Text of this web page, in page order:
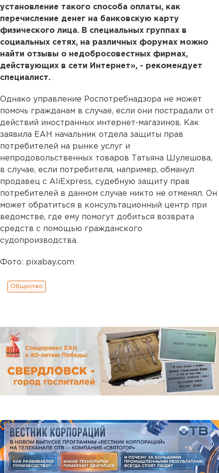
установление такого способа оплаты, как
перечисление денег на банковскую карту
физического лица. В специальных группах в
социальных сетях, на различных форумах можно
найти отзывы о недобросовестных фирмах,
действующих в сети Интернет», - рекомендует
специалист.
Однако управление Роспотребнадзора не может
помочь гражданам в случае, если они пострадали от
действий иностранных интернет-магазинов. Как
заявила ЕАН начальник отдела защиты прав
потребителей на рынке услуг и
непродовольственных товаров Татьяна Шулешова,
в случае, если потребителя, например, обманул
продавец c AliExpress, судебную защиту прав
потребителей в данном случае никто не отменял. Он
может обратиться в консультационный центр при
ведомстве, где ему помогут добиться возврата
средств с помощью гражданского
судопроизводства.
Фото: pixabay.com
Общество